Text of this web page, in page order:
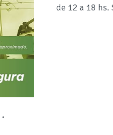
de 12 a 18